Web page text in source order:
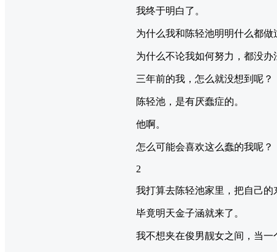
我终于明白了。
为什么我和陈轻池明明什么都做
为什么不论我如何努力，都没办
三年前的我，怎么就没想到呢？
陈轻池，是有厌蠢症的。
他啊。
怎么可能会喜欢这么蠢的我呢？
2
我打算去陈轻池家里，把自己的
毕竟明天金子涵就来了。
我不想夹在俊男靓女之间，当一